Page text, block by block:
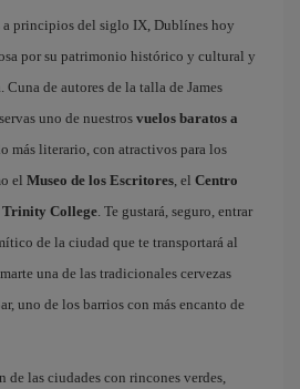
principios del siglo IX, Dublínes hoy
por su patrimonio histórico y cultural y
de autores de la talla de James
uno de nuestros vuelos baratos a
más literario, con atractivos para los
el Museo de los Escritores, el Centro
Trinity College. Te gustará, seguro, entrar
de la ciudad que te transportará al
una de las tradicionales cervezas
uno de los barrios con más encanto de
de las ciudades con rincones verdes,